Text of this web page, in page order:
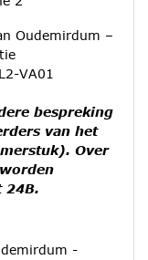
Oudemirdum –
VA01
bespreking
van het
Over
24B.
-